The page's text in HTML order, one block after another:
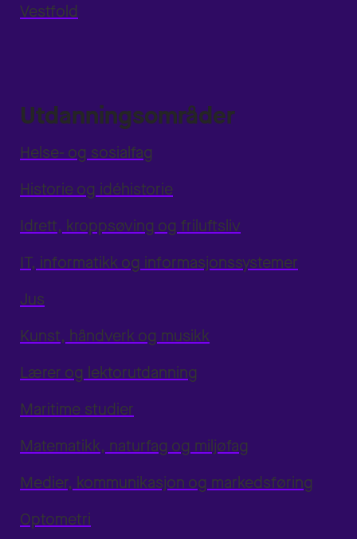
Vestfold
Utdanningsområder
Helse- og sosialfag
Historie og idéhistorie
Idrett, kroppsøving og friluftsliv
IT, informatikk og informasjonssystemer
Jus
Kunst, håndverk og musikk
Lærer og lektorutdanning
Maritime studier
Matematikk, naturfag og miljøfag
Medier, kommunikasjon og markedsføring
Optometri